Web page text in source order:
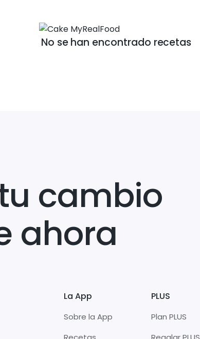
No se han encontrado recetas
cambio
ahora
La App
Sobre la App
PLUS
Plan PLUS